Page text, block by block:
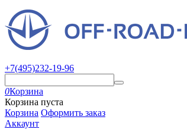
+7(495)232-19-96
0Корзина
Корзина пуста
Корзина Оформить заказ
Аккаунт